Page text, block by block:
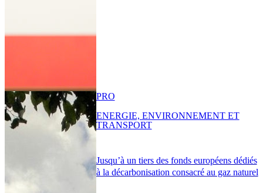
Jusqu’à un tiers des fonds européens dédiés
à la décarbonisation consacré au gaz naturel
PRO
ENERGIE, ENVIRONNEMENT ET
TRANSPORT